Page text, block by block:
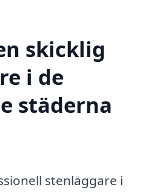
skicklig
i de
städerna
stenläggare i